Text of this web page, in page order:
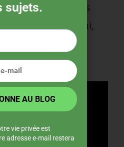
puis, par des
points d’appui,
le muscle et à
interne.
sujets.
vie privée est
adresse e-mail restera